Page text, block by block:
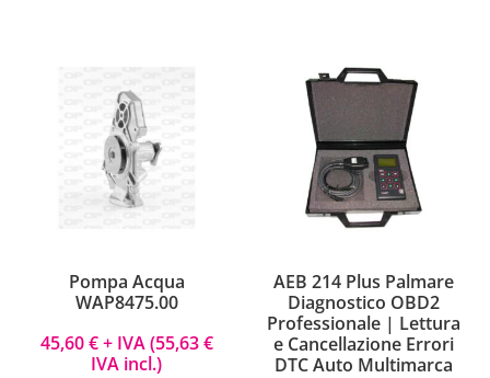
Pompa Acqua
WAP8475.00
45,60€+ IVA (55,63€
IVA incl.)
AEB 214 Plus Palmare
Diagnostico OBD2
Professionale | Lettura
e Cancellazione Errori
DTC Auto Multimarca